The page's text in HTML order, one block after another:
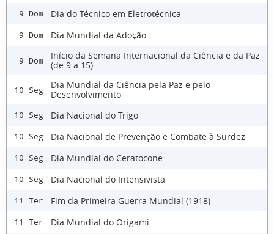
9 Dom Dia do Técnico em Eletrotécnica
9 Dom Dia Mundial da Adoção
9 Dom
Início da Semana Internacional da Ciência e da Paz
(de 9 a 15)
10 Seg
Dia Mundial da Ciência pela Paz e pelo
Desenvolvimento
10 Seg Dia Nacional do Trigo
10 Seg Dia Nacional de Prevenção e Combate à Surdez
10 Seg Dia Mundial do Ceratocone
10 Seg Dia Nacional do Intensivista
11 Ter Fim da Primeira Guerra Mundial (1918)
11 Ter Dia Mundial do Origami